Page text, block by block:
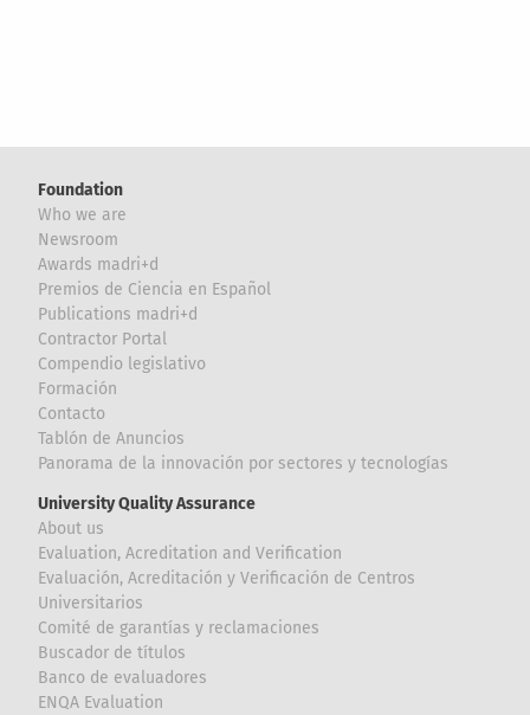
Foundation
Who we are
Newsroom
Awards madri+d
Premios de Ciencia en Español
Publications madri+d
Contractor Portal
Compendio legislativo
Formación
Contacto
Tablón de Anuncios
Panorama de la innovación por sectores y tecnologías
University Quality Assurance
About us
Evaluation, Acreditation and Verification
Evaluación, Acreditación y Verificación de Centros
Universitarios
Comité de garantías y reclamaciones
Buscador de títulos
Banco de evaluadores
ENQA Evaluation